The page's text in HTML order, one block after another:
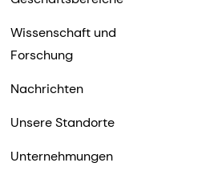
Wissenschaft und
Forschung
Nachrichten
Unsere Standorte
Unternehmungen